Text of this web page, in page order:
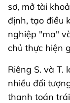
sơ, mở tài
định, tạo điều
nghiệp "ma"
chủ thực hiện
Riêng S. và T.
nhiều đối
thanh toán